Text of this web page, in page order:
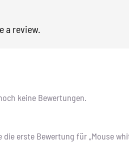
a review.
keine Bewertungen.
die erste Bewertung für „Mouse